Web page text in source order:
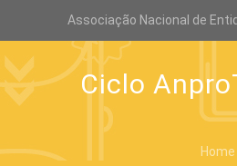
Associação Nacional de
Ciclo
Home